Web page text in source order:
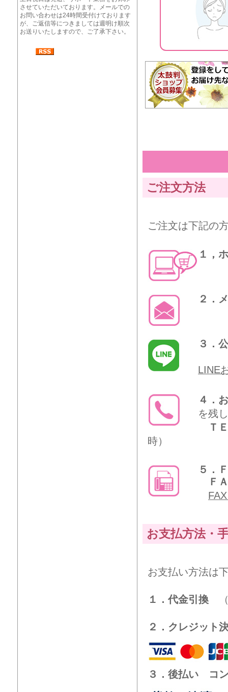
させていただいております。メールでの
お問い合わせは24時間受付けております
が、ご返信等につきましては週明け順次
お送りいたしますので、ご了承下さい。
ご注文方法
ご注文は下記の
１，
２．
３．
LINE
４．
を残
Ｔ
時）
５．
ＦＡ
お支払方法・
お支払い方法は
１．代金引換 （
２．クレジット
３．後払い コ